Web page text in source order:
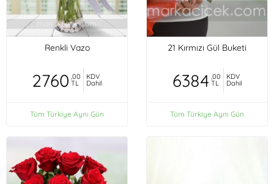
Renkli Vazo
2760 ,00
TL
KDV
Dahil
Tüm Türkiye Aynı Gün
21 Kırmızı Gül Buketi
6384 ,00
TL
KDV
Dahil
Tüm Türkiye Aynı Gün